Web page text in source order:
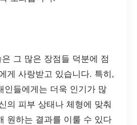
그 많은 장점들 덕분에 점
게 사랑받고 있습니다. 특히,
인들에게는 더욱 인기가 많
의 피부 상태나 체형에 맞춰
원하는 결과를 이룰 수 있다